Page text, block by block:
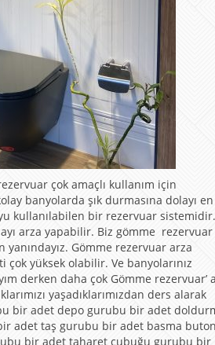
çok amaçlı kullanım için
banyolarda şık durmasına dolayı en
kullanılabilen bir rezervuar sistemidir.
arza yapabilir. Biz gömme rezervuar
Gömme rezervuar arza
çok yüksek olabilir. Ve banyolarınız
derken daha çok Gömme rezervuar’
yaşadıklarımızdan ders alarak
bir adet depo gurubu bir adet
adet taş gurubu bir adet basma buton
bir adet taharet çubuğu gurubu bir